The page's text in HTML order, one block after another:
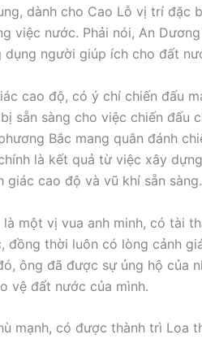
dành cho Cao Lỗ vị trí đặc
việc nước. Phải nói, An
người giúp ích cho đất
cao độ, có ý chí chiến đấu
sẵn sàng cho việc chiến đấu
Bắc mang quân đánh
là kết quả từ việc xây
cao độ và vũ khí sẵn sàng.
một vị vua anh minh, có tài
đồng thời luôn có lòng cảnh
ông đã được sự ủng hộ của
vệ đất nước của mình.
mạnh, có được thành trì Loa